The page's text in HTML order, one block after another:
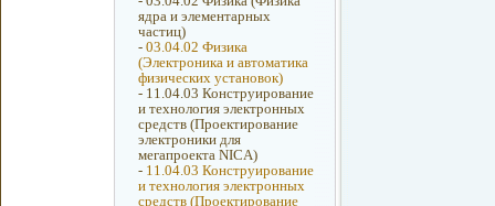
ядра и элементарных
частиц)
- 03.04.02 Физика
(Электроника и автоматика
физических установок)
- 11.04.03 Конструирование
и технология электронных
средств (Проектирование
электроники для
мегапроекта NICA)
- 11.04.03 Конструирование
и технология электронных
средств (Проектирование